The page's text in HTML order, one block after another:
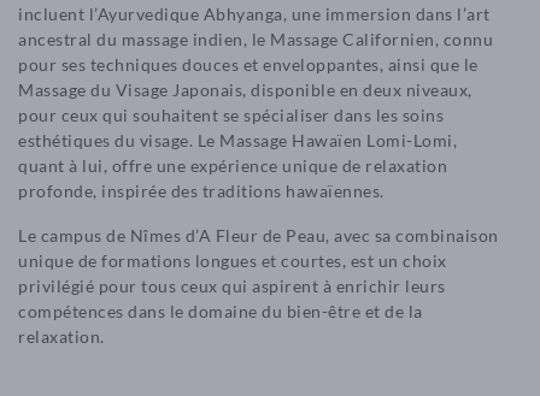
incluent l’Ayurvedique Abhyanga, une immersion dans l’art
ancestral du massage indien, le Massage Californien, connu
pour ses techniques douces et enveloppantes, ainsi que le
Massage du Visage Japonais, disponible en deux niveaux,
pour ceux qui souhaitent se spécialiser dans les soins
esthétiques du visage. Le Massage Hawaïen Lomi-Lomi,
quant à lui, offre une expérience unique de relaxation
profonde, inspirée des traditions hawaïennes.
Le campus de Nîmes d’A Fleur de Peau, avec sa combinaison
unique de formations longues et courtes, est un choix
privilégié pour tous ceux qui aspirent à enrichir leurs
compétences dans le domaine du bien-être et de la
relaxation.